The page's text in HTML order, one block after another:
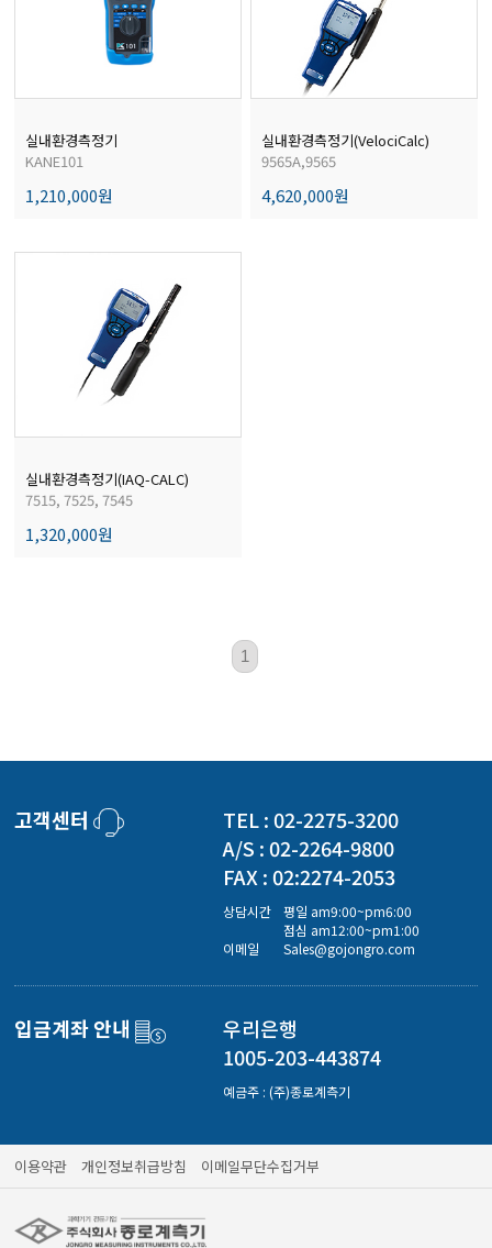
화상카메라
실내환경측정기
KANE101
1,210,000원
실내환경측정기(VelociCalc)
9565A,9565
4,620,000원
실내환경측정기(IAQ-CALC)
7515, 7525, 7545
1,320,000원
1
고객센터
TEL : 02-2275-3200
A/S : 02-2264-9800
FAX : 02:2274-2053
상담시간
평일 am9:00~pm6:00
점심 am12:00~pm1:00
이메일
Sales@gojongro.com
입금계좌 안내
우리은행
1005-203-443874
예금주 : (주)종로계측기
이용약관 개인정보취급방침 이메일무단수집거부